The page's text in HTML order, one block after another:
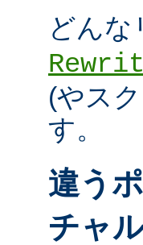
どんな
(やス
す。
違う
チャ